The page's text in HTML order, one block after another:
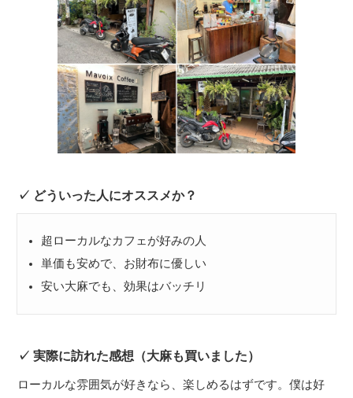
どういった人にオススメか？
超ローカルなカフェが好みの人
単価も安めで、お財布に優しい
安い大麻でも、効果はバッチリ
実際に訪れた感想（大麻も買いました）
ローカルな雰囲気が好きなら、楽しめるはずです。僕は好